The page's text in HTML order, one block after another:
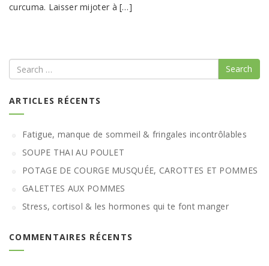
curcuma. Laisser mijoter à […]
Search
ARTICLES RÉCENTS
Fatigue, manque de sommeil & fringales incontrôlables
SOUPE THAI AU POULET
POTAGE DE COURGE MUSQUÉE, CAROTTES ET POMMES
GALETTES AUX POMMES
Stress, cortisol & les hormones qui te font manger
COMMENTAIRES RÉCENTS